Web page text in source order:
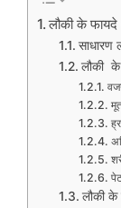
लौकी के
लौकी
लौकी